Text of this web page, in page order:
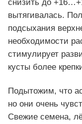
снизить до
вытягивалась.
подсыхания
необходимости
стимулирует
кусты более
Подытожим, что
но они очень
Свежие семена,